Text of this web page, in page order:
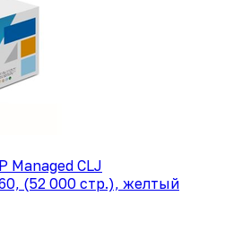
Managed CLJ
(52 000 стр.), желтый